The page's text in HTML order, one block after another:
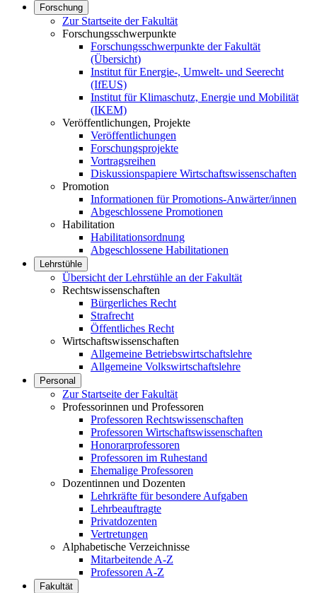
Forschung
Zur Startseite der Fakultät
Forschungsschwerpunkte
Forschungsschwerpunkte der Fakultät
(Übersicht)
Institut für Energie-, Umwelt- und Seerecht
(IfEUS)
Institut für Klimaschutz, Energie und Mobilität
(IKEM)
Veröffentlichungen, Projekte
Veröffentlichungen
Forschungsprojekte
Vortragsreihen
Diskussionspapiere Wirtschaftswissenschaften
Promotion
Informationen für Promotions-Anwärter/innen
Abgeschlossene Promotionen
Habilitation
Habilitationsordnung
Abgeschlossene Habilitationen
Lehrstühle
Übersicht der Lehrstühle an der Fakultät
Rechtswissenschaften
Bürgerliches Recht
Strafrecht
Öffentliches Recht
Wirtschaftswissenschaften
Allgemeine Betriebswirtschaftslehre
Allgemeine Volkswirtschaftslehre
Personal
Zur Startseite der Fakultät
Professorinnen und Professoren
Professoren Rechtswissenschaften
Professoren Wirtschaftswissenschaften
Honorarprofessoren
Professoren im Ruhestand
Ehemalige Professoren
Dozentinnen und Dozenten
Lehrkräfte für besondere Aufgaben
Lehrbeauftragte
Privatdozenten
Vertretungen
Alphabetische Verzeichnisse
Mitarbeitende A-Z
Professoren A-Z
Fakultät